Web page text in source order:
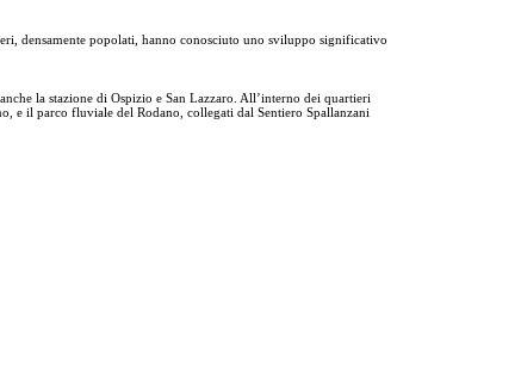
densamente popolati, hanno conosciuto uno sviluppo significativo
la stazione di Ospizio e San Lazzaro. All’interno dei quartieri
e il parco fluviale del Rodano, collegati dal Sentiero Spallanzani